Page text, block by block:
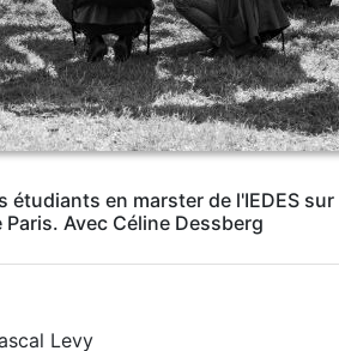
en marster de l'IEDES
Avec Céline Dessberg
Levy